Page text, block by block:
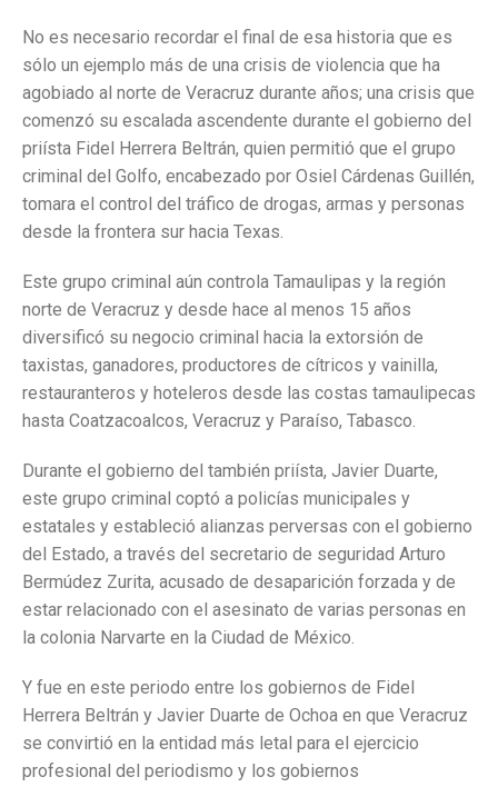
No es necesario recordar el final de esa historia que es
sólo un ejemplo más de una crisis de violencia que ha
agobiado al norte de Veracruz durante años; una crisis que
comenzó su escalada ascendente durante el gobierno del
priísta Fidel Herrera Beltrán, quien permitió que el grupo
criminal del Golfo, encabezado por Osiel Cárdenas Guillén,
tomara el control del tráfico de drogas, armas y personas
desde la frontera sur hacia Texas.
Este grupo criminal aún controla Tamaulipas y la región
norte de Veracruz y desde hace al menos 15 años
diversificó su negocio criminal hacia la extorsión de
taxistas, ganadores, productores de cítricos y vainilla,
restauranteros y hoteleros desde las costas tamaulipecas
hasta Coatzacoalcos, Veracruz y Paraíso, Tabasco.
Durante el gobierno del también priísta, Javier Duarte,
este grupo criminal coptó a policías municipales y
estatales y estableció alianzas perversas con el gobierno
del Estado, a través del secretario de seguridad Arturo
Bermúdez Zurita, acusado de desaparición forzada y de
estar relacionado con el asesinato de varias personas en
la colonia Narvarte en la Ciudad de México.
Y fue en este periodo entre los gobiernos de Fidel
Herrera Beltrán y Javier Duarte de Ochoa en que Veracruz
se convirtió en la entidad más letal para el ejercicio
profesional del periodismo y los gobiernos